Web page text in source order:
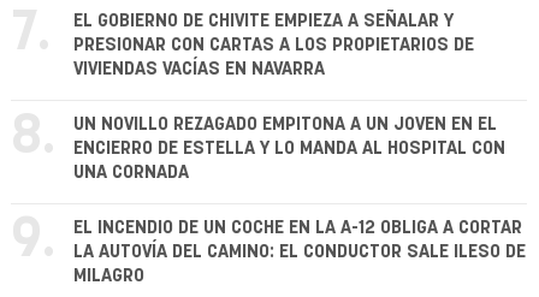
7.
EL GOBIERNO DE CHIVITE EMPIEZA A SEÑALAR Y
PRESIONAR CON CARTAS A LOS PROPIETARIOS DE
VIVIENDAS VACÍAS EN NAVARRA
8.
UN NOVILLO REZAGADO EMPITONA A UN JOVEN EN EL
ENCIERRO DE ESTELLA Y LO MANDA AL HOSPITAL CON
UNA CORNADA
9.
EL INCENDIO DE UN COCHE EN LA A-12 OBLIGA A CORTAR
LA AUTOVÍA DEL CAMINO: EL CONDUCTOR SALE ILESO DE
MILAGRO